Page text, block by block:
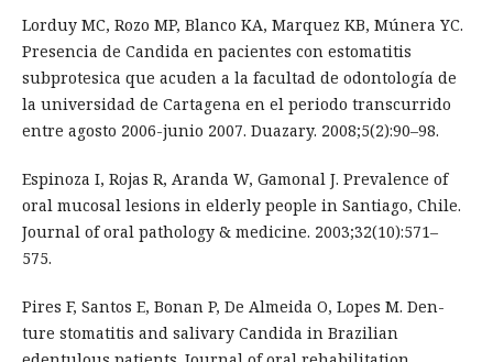
Lorduy MC, Rozo MP, Blanco KA, Marquez KB, Múnera YC.
Presencia de Candida en pacientes con estomatitis
subprotesica que acuden a la facultad de odontología de
la universidad de Cartagena en el periodo transcurrido
entre agosto 2006-junio 2007. Duazary. 2008;5(2):90–98.
Espinoza I, Rojas R, Aranda W, Gamonal J. Prevalence of
oral mucosal lesions in elderly people in Santiago, Chile.
Journal of oral pathology & medicine. 2003;32(10):571–
575.
Pires F, Santos E, Bonan P, De Almeida O, Lopes M. Den-
ture stomatitis and salivary Candida in Brazilian